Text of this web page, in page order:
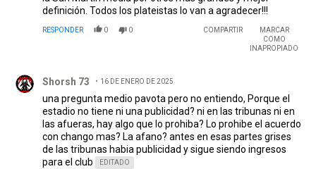
definición. Todos los plateistas lo van a agradecer!!!
RESPONDER 0 0 COMPARTIR
MARCAR
COMO
INAPROPIADO
Shorsh 73 16 DE ENERO DE 2025
una pregunta medio pavota pero no entiendo, Porque el
estadio no tiene ni una publicidad? ni en las tribunas ni en
las afueras, hay algo que lo prohiba? Lo prohibe el acuerdo
con chango mas? La afano? antes en esas partes grises
de las tribunas habia publicidad y sigue siendo ingresos
para el club
EDITADO